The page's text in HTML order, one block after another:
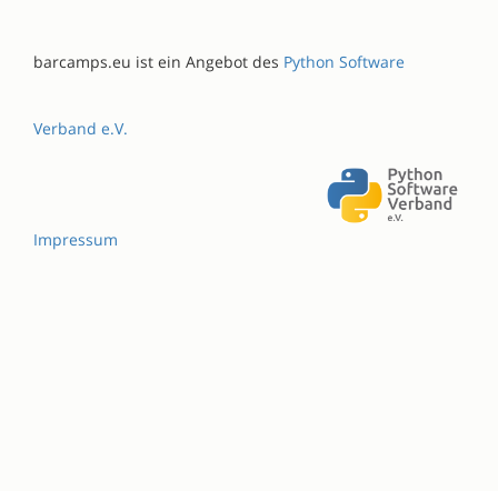
barcamps.eu ist ein Angebot des Python Software
Verband e.V.
Impressum